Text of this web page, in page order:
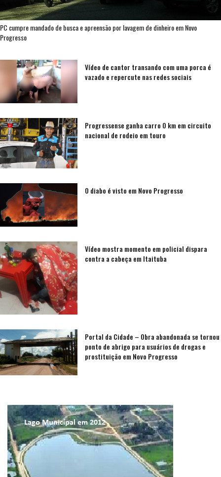
PC cumpre mandado de busca e apreensão por lavagem de dinheiro em Novo
Progresso
Vídeo de cantor transando com uma porca é
vazado e repercute nas redes sociais
Progressense ganha carro 0 km em circuito
nacional de rodeio em touro
O diabo é visto em Novo Progresso
Vídeo mostra momento em policial dispara
contra a cabeça em Itaituba
Portal da Cidade – Obra abandonada se tornou
ponto de abrigo para usuários de drogas e
prostituição em Novo Progresso